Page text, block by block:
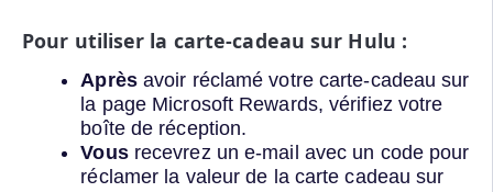
Pour utiliser la carte-cadeau sur Hulu :
Aprèsavoir réclamé votre carte-cadeau sur
la page Microsoft Rewards, vérifiez votre
boîte de réception.
Vousrecevrez un e-mail avec un code pour
réclamer la valeur de la carte cadeau sur